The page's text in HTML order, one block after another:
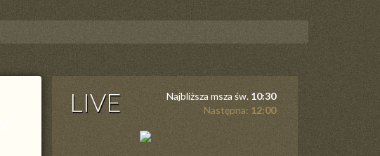
LIVE Najbliższa msza św. 10:30
Następna: 12:00